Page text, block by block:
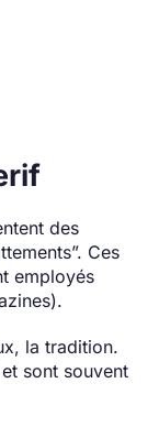
des
Ces
employés
la tradition.
sont souvent